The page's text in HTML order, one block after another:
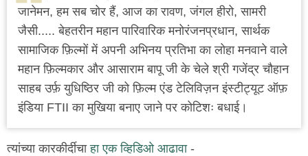
जानेमन, हम सब चोर हैं, आज का रावण, जंगल हीरो, सामरी
जैसी..... बेहतरीन महान पारिवारिक मनोरंजनप्रधान, सार्थक
सामाजिक फ़िल्मों में अपनी अभिनय प्रतिभा का लोहा मनवाने वाले
महान फ़िल्मकार और आसाराम बापू जी के चेले श्री गजेंद्र चौहान
साहब उर्फ़ युधिष्ठिर जी को फ़िल्म एंड टेलिविज़न इंस्टीट्यूट ऑफ़
इंडिया FTII का मुखिया बनाए जाने पर कोटिशः बधाई।
त्यांच्या कारकीर्दीचाहा एक व्हिडिओ आढावा-